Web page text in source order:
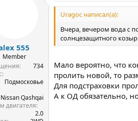
555
Member
734
Подмосковье
Nissan Qashqai
двигателя
2.0
Uragoc написал(а):
Вчера, вечером вода с
солнцезащитного
Мало вероятно, что
пролить новой, то
Для подстраховки
А к ОД обязательно,